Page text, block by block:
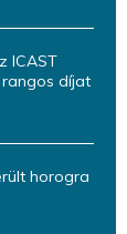
ICAST
díjat
horogra